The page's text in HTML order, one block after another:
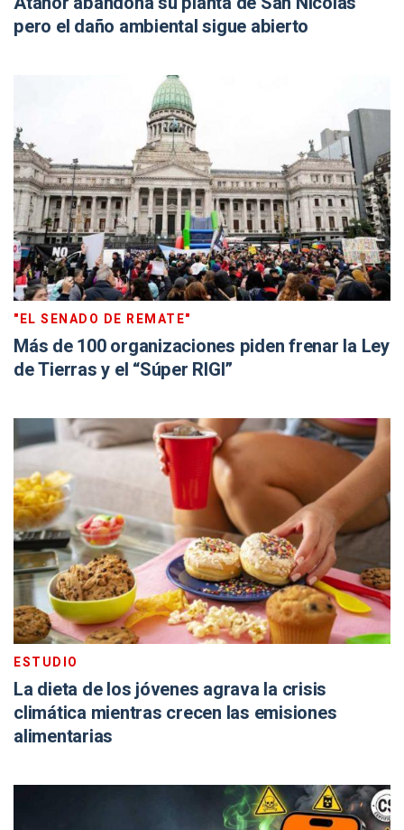
pero el daño ambiental sigue abierto
"EL SENADO DE REMATE"
Más de 100 organizaciones piden frenar la Ley
de Tierras y el “Súper RIGI”
ESTUDIO
La dieta de los jóvenes agrava la crisis
climática mientras crecen las emisiones
alimentarias